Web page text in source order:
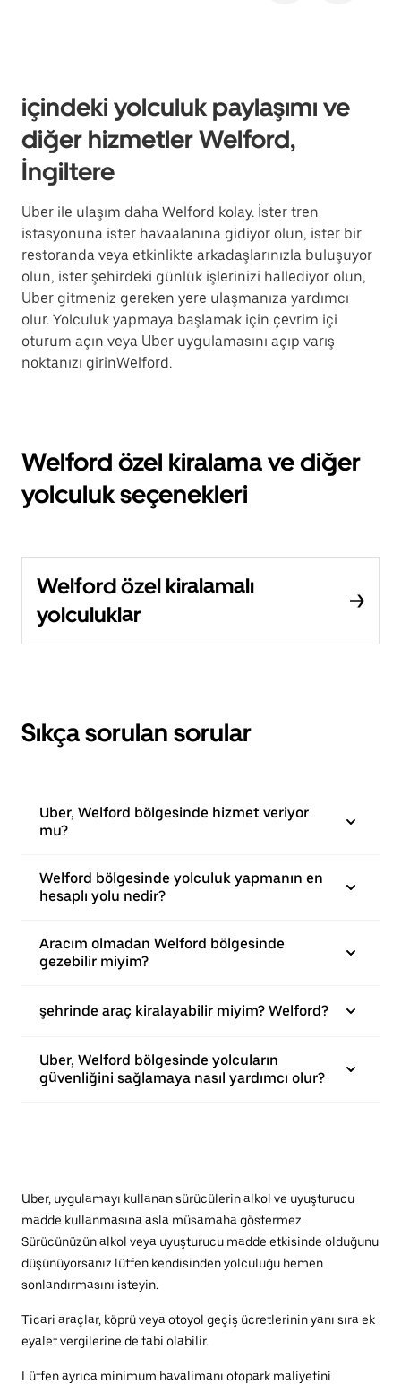
içindeki yolculuk paylaşımı ve
diğer hizmetler Welford,
İngiltere
Uber ile ulaşım daha Welford kolay. İster tren
istasyonuna ister havaalanına gidiyor olun, ister bir
restoranda veya etkinlikte arkadaşlarınızla buluşuyor
olun, ister şehirdeki günlük işlerinizi hallediyor olun,
Uber gitmeniz gereken yere ulaşmanıza yardımcı
olur. Yolculuk yapmaya başlamak için çevrim içi
oturum açın veya Uber uygulamasını açıp varış
noktanızı girinWelford.
Welford özel kiralama ve diğer
yolculuk seçenekleri
Welford özel kiralamalı
yolculuklar
Sıkça sorulan sorular
Uber, Welford bölgesinde hizmet veriyor
mu?
Welford bölgesinde yolculuk yapmanın en
hesaplı yolu nedir?
Aracım olmadan Welford bölgesinde
gezebilir miyim?
şehrinde araç kiralayabilir miyim? Welford?
Uber, Welford bölgesinde yolcuların
güvenliğini sağlamaya nasıl yardımcı olur?
Uber, uygulamayı kullanan sürücülerin alkol ve uyuşturucu
madde kullanmasına asla müsamaha göstermez.
Sürücünüzün alkol veya uyuşturucu madde etkisinde olduğunu
düşünüyorsanız lütfen kendisinden yolculuğu hemen
sonlandırmasını isteyin.
Ticari araçlar, köprü veya otoyol geçiş ücretlerinin yanı sıra ek
eyalet vergilerine de tabi olabilir.
Lütfen ayrıca minimum havalimanı otopark maliyetini